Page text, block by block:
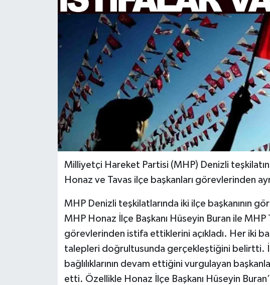
Milliyetçi Hareket Partisi (MHP) Denizli
Honaz ve Tavas ilçe başkanları görevlerinden
MHP Denizli teşkilatlarında iki ilçe başkanının
MHP Honaz İlçe Başkanı Hüseyin Buran ile MHP
görevlerinden istifa ettiklerini açıkladı. Her iki
talepleri doğrultusunda gerçekleştiğini belirtti.
bağlılıklarının devam ettiğini vurgulayan
etti. Özellikle Honaz İlçe Başkanı Hüseyin